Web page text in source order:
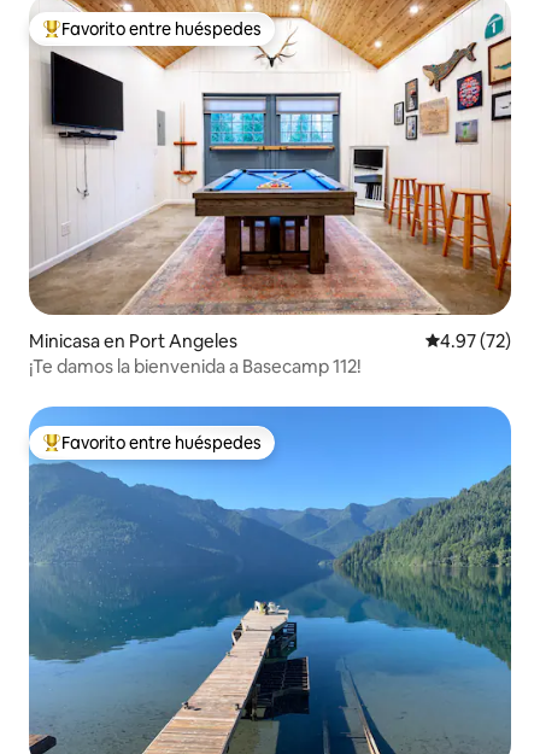
Favorito entre huéspedes preferido
Favorito entre huéspedes
Minicasa en Port Angeles Calificación
4.97 (72)
¡Te damos la bienvenida a Basecamp 112!
Favorito entre huéspedes preferido
Favorito entre huéspedes